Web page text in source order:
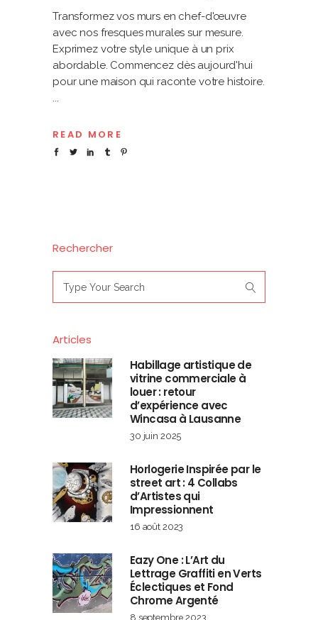
Transformez vos murs en chef-d'œuvre
avec nos fresques murales sur mesure.
Exprimez votre style unique à un prix
abordable. Commencez dès aujourd'hui
pour une maison qui raconte votre histoire.
READ MORE
Rechercher
for:
Articles
Habillage artistique de
vitrine commerciale à
louer : retour
d’expérience avec
Wincasa à Lausanne
30 juin 2025
Horlogerie Inspirée par le
street art : 4 Collabs
d’Artistes qui
Impressionnent
16 août 2023
Eazy One : L’Art du
Lettrage Graffiti en Verts
Éclectiques et Fond
Chrome Argenté
8 septembre 2023